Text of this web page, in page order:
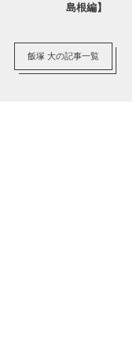
島根編】
飯塚 大の記事一覧